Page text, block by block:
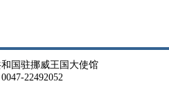
国驻挪威王国大使馆
22492052